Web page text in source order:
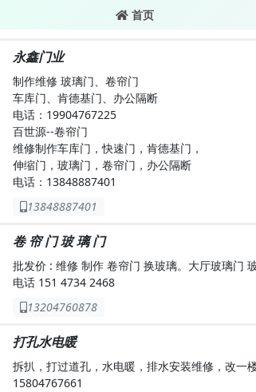
首页
永鑫门业
制作维修 玻璃门、卷帘门
车库门、肯德基门、办公隔断
电话：19904767225
百世源--卷帘门
维修制作车库门，快速门，肯德基门，
伸缩门，玻璃门，卷帘门，办公隔断
电话：13848887401
13848887401
卷 帘 门 玻 璃 门
批发价 : 维修 制作 卷帘门 换玻璃。大厅玻璃门
电话 151 4734 2468
13204760878
打孔水电暖
拆扒，打过道孔，水电暖，排水安装维修，改一
15804767661